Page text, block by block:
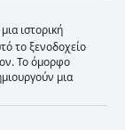
ιστορική
το ξενοδοχείο
Το όμορφο
μια